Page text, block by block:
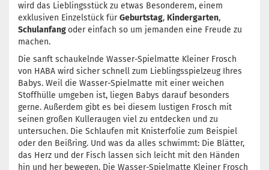
wird das Lieblingsstück zu etwas Besonderem, einem
exklusiven Einzelstück fürGeburtstag, Kindergarten,
Schulanfangoder einfach so um jemanden eine Freude zu
machen.
Die sanft schaukelnde Wasser-Spielmatte Kleiner Frosch
von HABA wird sicher schnell zum Lieblingsspielzeug Ihres
Babys. Weil die Wasser-Spielmatte mit einer weichen
Stoffhülle umgeben ist, liegen Babys darauf besonders
gerne. Außerdem gibt es bei diesem lustigen Frosch mit
seinen großen Kulleraugen viel zu entdecken und zu
untersuchen. Die Schlaufen mit Knisterfolie zum Beispiel
oder den Beißring. Und was da alles schwimmt: Die Blätter,
das Herz und der Fisch lassen sich leicht mit den Händen
hin und her bewegen. Die Wasser-Spielmatte Kleiner Frosch